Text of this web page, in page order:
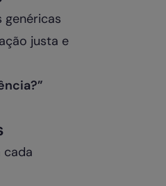
justa e
cada